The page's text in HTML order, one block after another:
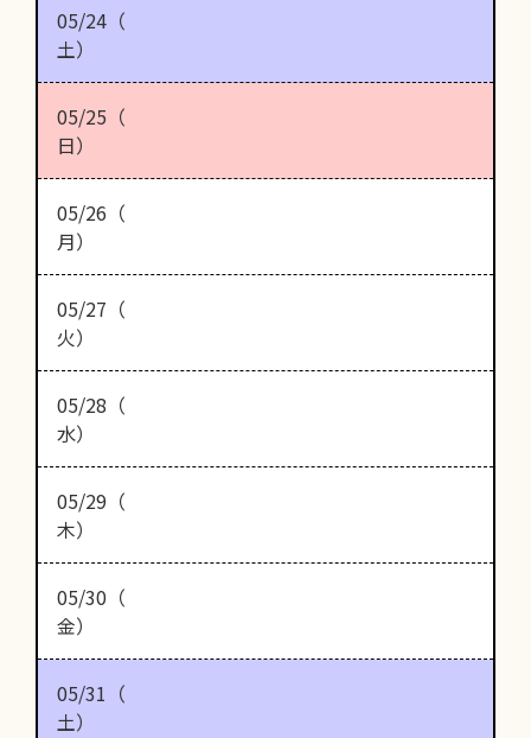
05/24（
土）
05/25（
日）
05/26（
月）
05/27（
火）
05/28（
水）
05/29（
木）
05/30（
金）
05/31（
土）